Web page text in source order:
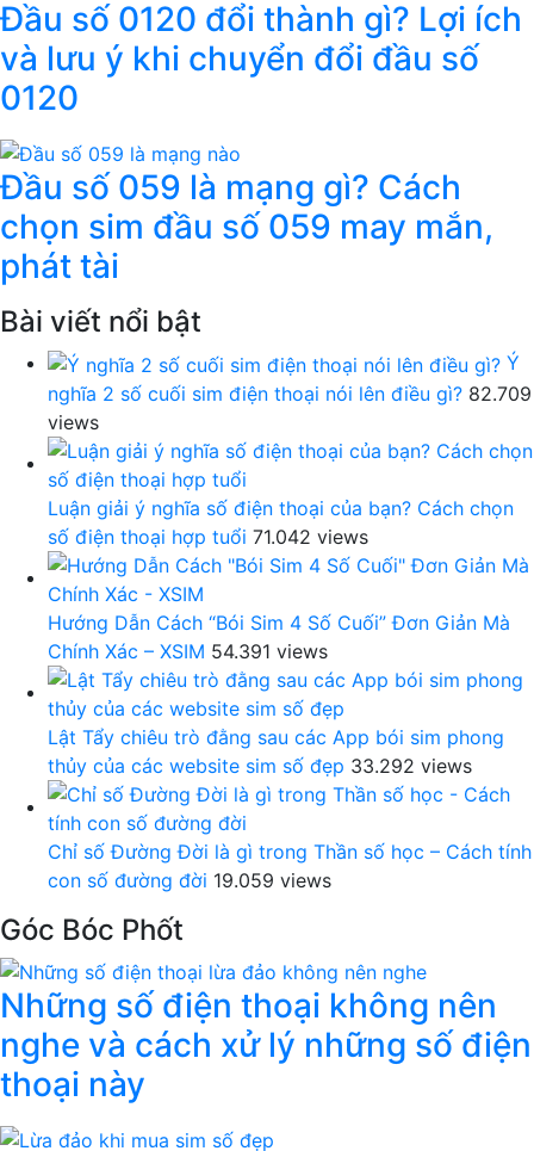
Đầu số 0120 đổi thành gì? Lợi ích
và lưu ý khi chuyển đổi đầu số
0120
Đầu số 059 là mạng gì? Cách
chọn sim đầu số 059 may mắn,
phát tài
Bài viết nổi bật
Ý
nghĩa 2 số cuối sim điện thoại nói lên điều gì? 82.709
views
Luận giải ý nghĩa số điện thoại của bạn? Cách chọn
số điện thoại hợp tuổi 71.042 views
Hướng Dẫn Cách “Bói Sim 4 Số Cuối” Đơn Giản Mà
Chính Xác – XSIM 54.391 views
Lật Tẩy chiêu trò đằng sau các App bói sim phong
thủy của các website sim số đẹp 33.292 views
Chỉ số Đường Đời là gì trong Thần số học – Cách tính
con số đường đời 19.059 views
Góc Bóc Phốt
Những số điện thoại không nên
nghe và cách xử lý những số điện
thoại này